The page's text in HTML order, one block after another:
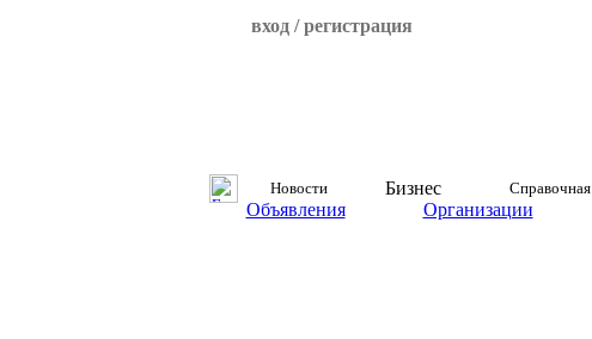
вход / регистрация
Новости Бизнес Справочная
Объявления Организации